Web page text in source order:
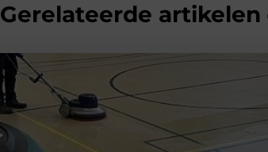
Gerelateerde artikelen